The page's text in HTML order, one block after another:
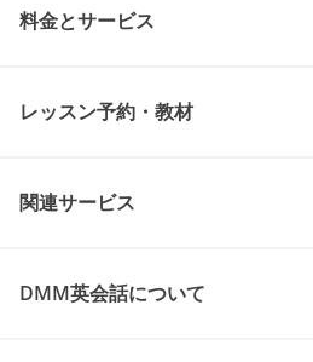
料金とサービス
レッスン予約・教材
関連サービス
DMM英会話について